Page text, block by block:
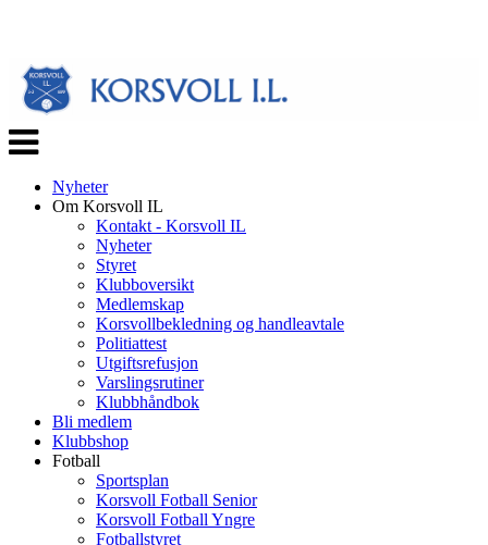
Veksle
navigasjon
Nyheter
Om Korsvoll IL
Kontakt - Korsvoll IL
Nyheter
Styret
Klubboversikt
Medlemskap
Korsvollbekledning og handleavtale
Politiattest
Utgiftsrefusjon
Varslingsrutiner
Klubbhåndbok
Bli medlem
Klubbshop
Fotball
Sportsplan
Korsvoll Fotball Senior
Korsvoll Fotball Yngre
Fotballstyret